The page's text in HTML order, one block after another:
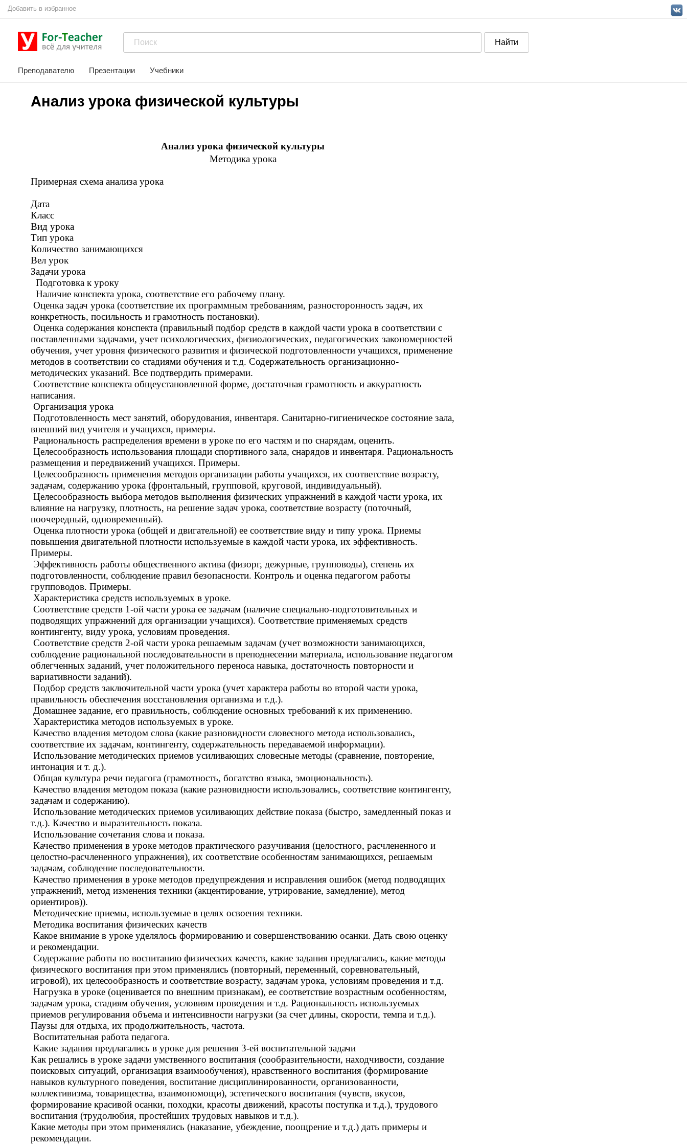
Добавить в избранное
Преподавателю Презентации Учебники
Анализ урока физической культуры
Анализ урока физической культуры
Методика урока
Примерная схема анализа урока
Дата
Класс
Вид урока
Тип урока
Количество занимающихся
Вел урок
Задачи урока
Подготовка к уроку
Наличие конспекта урока, соответствие его рабочему плану.
Оценка задач урока (соответствие их программным требованиям, разносторонность задач, их
конкретность, посильность и грамотность постановки).
Оценка содержания конспекта (правильный подбор средств в каждой части урока в соответствии с
поставленными задачами, учет психологических, физиологических, педагогических закономерностей
обучения, учет уровня физического развития и физической подготовленности учащихся, применение
методов в соответствии со стадиями обучения и т.д. Содержательность организационно-
методических указаний. Все подтвердить примерами.
Соответствие конспекта общеустановленной форме, достаточная грамотность и аккуратность
написания.
Организация урока
Подготовленность мест занятий, оборудования, инвентаря. Санитарно-гигиеническое состояние зала,
внешний вид учителя и учащихся, примеры.
Рациональность распределения времени в уроке по его частям и по снарядам, оценить.
Целесообразность использования площади спортивного зала, снарядов и инвентаря. Рациональность
размещения и передвижений учащихся. Примеры.
Целесообразность применения методов организации работы учащихся, их соответствие возрасту,
задачам, содержанию урока (фронтальный, групповой, круговой, индивидуальный).
Целесообразность выбора методов выполнения физических упражнений в каждой части урока, их
влияние на нагрузку, плотность, на решение задач урока, соответствие возрасту (поточный,
поочередный, одновременный).
Оценка плотности урока (общей и двигательной) ее соответствие виду и типу урока. Приемы
повышения двигательной плотности используемые в каждой части урока, их эффективность.
Примеры.
Эффективность работы общественного актива (физорг, дежурные, групповоды), степень их
подготовленности, соблюдение правил безопасности. Контроль и оценка педагогом работы
групповодов. Примеры.
Характеристика средств используемых в уроке.
Соответствие средств 1-ой части урока ее задачам (наличие специально-подготовительных и
подводящих упражнений для организации учащихся). Соответствие применяемых средств
контингенту, виду урока, условиям проведения.
Соответствие средств 2-ой части урока решаемым задачам (учет возможности занимающихся,
соблюдение рациональной последовательности в преподнесении материала, использование педагогом
облегченных заданий, учет положительного переноса навыка, достаточность повторности и
вариативности заданий).
Подбор средств заключительной части урока (учет характера работы во второй части урока,
правильность обеспечения восстановления организма и т.д.).
Домашнее задание, его правильность, соблюдение основных требований к их применению.
Характеристика методов используемых в уроке.
Качество владения методом слова (какие разновидности словесного метода использовались,
соответствие их задачам, контингенту, содержательность передаваемой информации).
Использование методических приемов усиливающих словесные методы (сравнение, повторение,
интонация и т. д.).
Общая культура речи педагога (грамотность, богатство языка, эмоциональность).
Качество владения методом показа (какие разновидности использовались, соответствие контингенту,
задачам и содержанию).
Использование методических приемов усиливающих действие показа (быстро, замедленный показ и
т.д.). Качество и выразительность показа.
Использование сочетания слова и показа.
Качество применения в уроке методов практического разучивания (целостного, расчлененного и
целостно-расчлененного упражнения), их соответствие особенностям занимающихся, решаемым
задачам, соблюдение последовательности.
Качество применения в уроке методов предупреждения и исправления ошибок (метод подводящих
упражнений, метод изменения техники (акцентирование, утрирование, замедление), метод
ориентиров)).
Методические приемы, используемые в целях освоения техники.
Методика воспитания физических качеств
Какое внимание в уроке уделялось формированию и совершенствованию осанки. Дать свою оценку
и рекомендации.
Содержание работы по воспитанию физических качеств, какие задания предлагались, какие методы
физического воспитания при этом применялись (повторный, переменный, соревновательный,
игровой), их целесообразность и соответствие возрасту, задачам урока, условиям проведения и т.д.
Нагрузка в уроке (оценивается по внешним признакам), ее соответствие возрастным особенностям,
задачам урока, стадиям обучения, условиям проведения и т.д. Рациональность используемых
приемов регулирования объема и интенсивности нагрузки (за счет длины, скорости, темпа и т.д.).
Паузы для отдыха, их продолжительность, частота.
Воспитательная работа педагога.
Какие задания предлагались в уроке для решения 3-ей воспитательной задачи
Как решались в уроке задачи умственного воспитания (сообразительности, находчивости, создание
поисковых ситуаций, организация взаимообучения), нравственного воспитания (формирование
навыков культурного поведения, воспитание дисциплинированности, организованности,
коллективизма, товарищества, взаимопомощи), эстетического воспитания (чувств, вкусов,
формирование красивой осанки, походки, красоты движений, красоты поступка и т.д.), трудового
воспитания (трудолюбия, простейших трудовых навыков и т.д.).
Какие методы при этом применялись (наказание, убеждение, поощрение и т.д.) дать примеры и
рекомендации.